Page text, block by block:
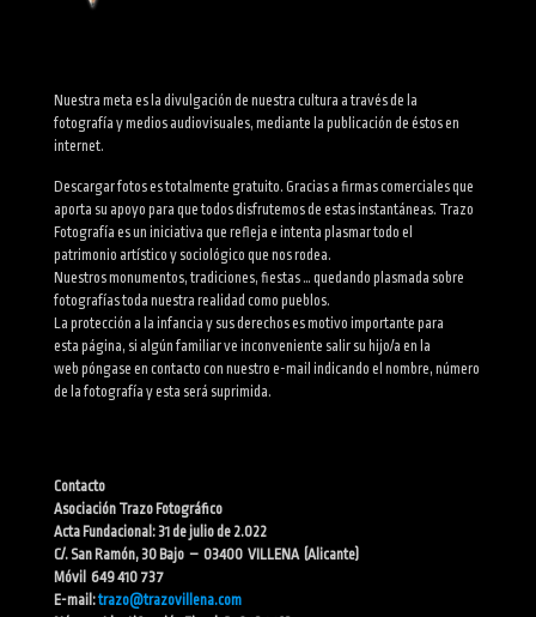
Nuestra meta es la divulgación de nuestra cultura a través de la
fotografía y medios audiovisuales, mediante la publicación de éstos en
internet.
Descargar fotos es totalmente gratuito. Gracias a firmas comerciales que
aporta su apoyo para que todos disfrutemos de estas instantáneas. Trazo
Fotografía es un iniciativa que refleja e intenta plasmar todo el
patrimonio artístico y sociológico que nos rodea.
Nuestros monumentos, tradiciones, fiestas … quedando plasmada sobre
fotografías toda nuestra realidad como pueblos.
La protección a la infancia y sus derechos es motivo importante para
esta página, si algún familiar ve inconveniente salir su hijo/a en la
web póngase en contacto con nuestro e-mail indicando el nombre, número
de la fotografía y esta será suprimida.
Contacto
Asociación Trazo Fotográfico
Acta Fundacional: 31 de julio de 2.022
C/. San Ramón, 30 Bajo – 03400 VILLENA (Alicante)
Móvil 649 410 737
E-mail:trazo@trazovillena.com